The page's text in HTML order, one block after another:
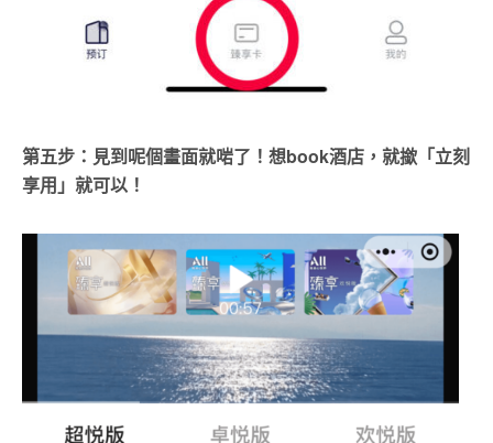
第五步：見到呢個畫面就啱了！想book酒店，就撳「立刻
享用」就可以！